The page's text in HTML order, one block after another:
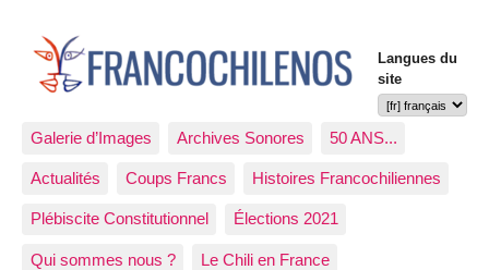
Langues du
site
Galerie d’Images Archives Sonores 50 ANS...
Actualités Coups Francs Histoires Francochiliennes
Plébiscite Constitutionnel Élections 2021
Qui sommes nous ? Le Chili en France